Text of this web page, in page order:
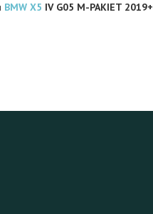
BMW X5 IV G05 M-PAKIET 2019+